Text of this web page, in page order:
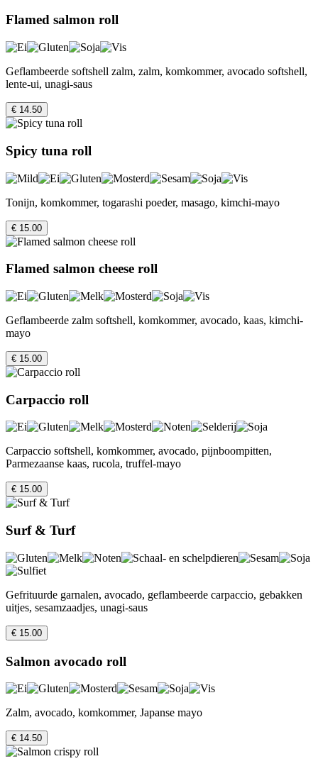
Flamed salmon roll
Geflambeerde softshell zalm, zalm, komkommer, avocado softshell,
lente-ui, unagi-saus
€ 14.50
Spicy tuna roll
Tonijn, komkommer, togarashi poeder, masago, kimchi-mayo
€ 15.00
Flamed salmon cheese roll
Geflambeerde zalm softshell, komkommer, avocado, kaas, kimchi-
mayo
€ 15.00
Carpaccio roll
Carpaccio softshell, komkommer, avocado, pijnboompitten,
Parmezaanse kaas, rucola, truffel-mayo
€ 15.00
Surf & Turf
Gefrituurde garnalen, avocado, geflambeerde carpaccio, gebakken
uitjes, sesamzaadjes, unagi-saus
€ 15.00
Salmon avocado roll
Zalm, avocado, komkommer, Japanse mayo
€ 14.50